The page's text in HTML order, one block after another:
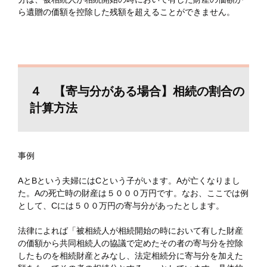
ら遺贈の価額を控除した残額を超えることができません。
４ 【寄与分がある場合】相続の割合の
計算方法
事例
AとBという夫婦にはCという子がいます。Aが亡くなりまし
た。Aの死亡時の財産は５０００万円です。なお、ここでは例
として、Cには５００万円の寄与分があったとします。
法律によれば「被相続人が相続開始の時において有した財産
の価額から共同相続人の協議で定めたその者の寄与分を控除
したものを相続財産とみなし、法定相続分に寄与分を加えた